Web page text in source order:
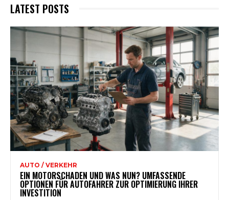
LATEST POSTS
AUTO / VERKEHR
EIN MOTORSCHADEN UND WAS NUN? UMFASSENDE
OPTIONEN FÜR AUTOFAHRER ZUR OPTIMIERUNG IHRER
INVESTITION